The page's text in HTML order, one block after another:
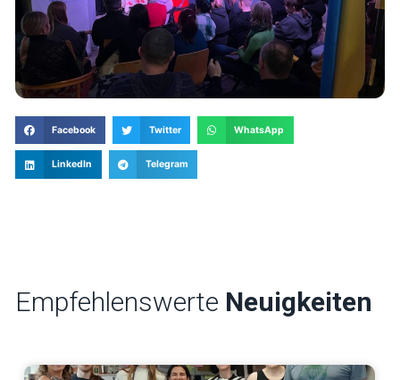
Facebook Twitter WhatsApp
LinkedIn Telegram
Empfehlenswerte Neuigkeiten